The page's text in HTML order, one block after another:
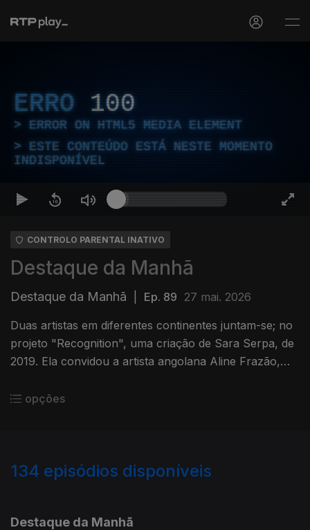
ERRO 100
ERROR ON HTML5 MEDIA ELEMENT
ESTE CONTEÚDO ESTÁ NESTE MOMENTO
INDISPONÍVEL
CONTROLO PARENTAL INATIVO
Destaque da Manhã
Destaque da Manhã Ep. 89 27 mai. 2026
Duas artistas em diferentes continentes juntam-se; no
projeto "Recognition", uma criação de Sara Serpa, de
2019. Ela convidou a artista angolana Aline Frazão,
Cabral
opções
134 episódios disponíveis
Destaque da Manhã